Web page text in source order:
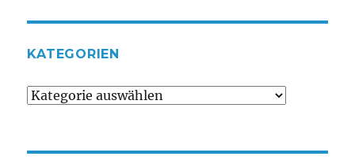
KATEGORIEN
Kategorien